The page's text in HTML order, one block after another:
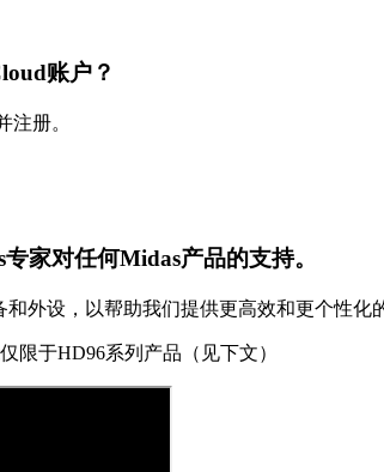
账户？
注册。
家对任何Midas产品的支持。
和外设，以帮助我们提供更高效和更个性化
限于HD96系列产品（见下文）